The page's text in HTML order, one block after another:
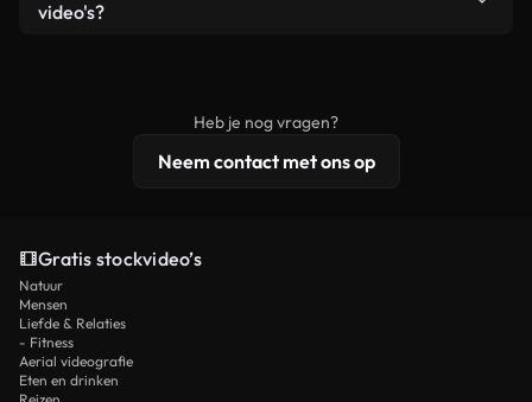
remixen. Zorg er wel voor dat het eindproduct
video's?
licentiebescherming omvat.
Heb je nog vragen?
Neem contact met ons op
Gratis stockvideo’s
Natuur
Mensen
Liefde & Relaties
- Fitness
Aerial videografie
Eten en drinken